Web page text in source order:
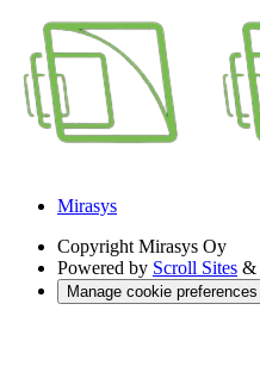
Mirasys
Copyright Mirasys Oy
Powered by Scroll Sites &
Manage cookie preferences